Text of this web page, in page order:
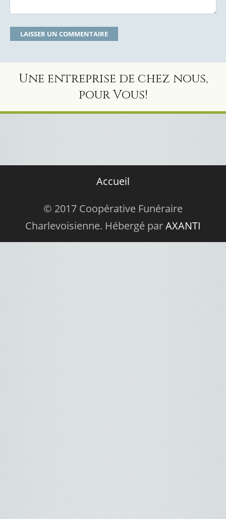
Une entreprise de chez nous,
pour Vous!
Accueil
© 2017 Coopérative Funéraire
Charlevoisienne. Hébergé parAXANTI